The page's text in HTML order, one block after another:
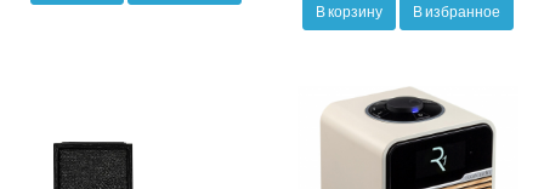
В корзину В избранное